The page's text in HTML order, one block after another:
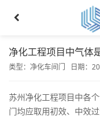
净化工程项目中气体
类型： 净化车间门 日期：
苏州净化工程项目中各
门均应取用初效、中效